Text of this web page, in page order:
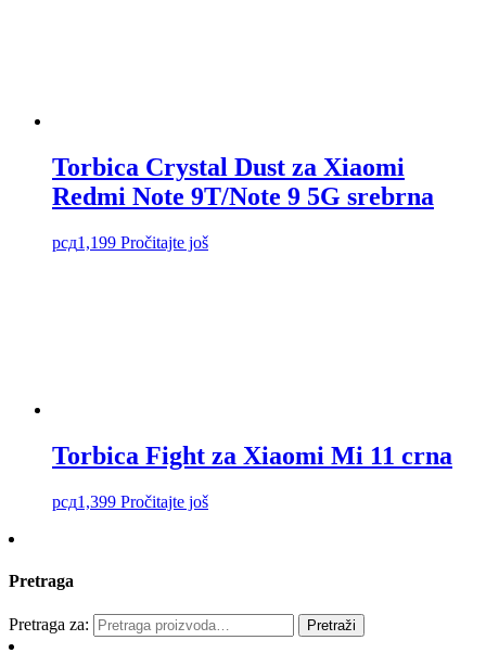
Torbica Crystal Dust za Xiaomi
Redmi Note 9T/Note 9 5G srebrna
рсд1,199 Pročitajte još
Torbica Fight za Xiaomi Mi 11 crna
рсд1,399 Pročitajte još
Pretraga
Pretraga za: Pretraži